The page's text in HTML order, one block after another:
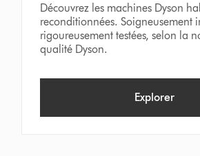
Découvrez les machines Dyson
reconditionnées. Soigneusement
rigoureusement testées, selon la
qualité Dyson.
Explorer